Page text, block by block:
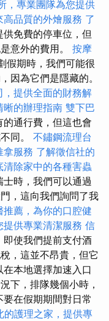
，專業團隊為您提供
品質的外燴服務 了
供免費的停車位，但
意外的費用。 按摩
假期時，我們可能很
因為它們是隱藏的。
，提供全面的財務解
晰的辦理指南 雙下巴
通行費，但這也會
同。 不鏽鋼流理台
拿服務 了解徵信社的
除家中的各種害蟲
士時，我們可以通過
，這向我們詢問了我
推薦，為你的口腔健
供專業清潔服務 信
即使我們提前支付酒
，這並不昂貴，但它
本地選擇加速入口
下，排隊幾個小時，
在假期期間對日常
的護理之家，提供專